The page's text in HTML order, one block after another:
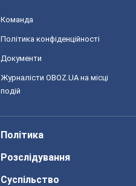
Команда
Політика конфіденційності
Документи
Журналісти OBOZ.UA на місці
подій
Політика
Розслідування
Суспільство